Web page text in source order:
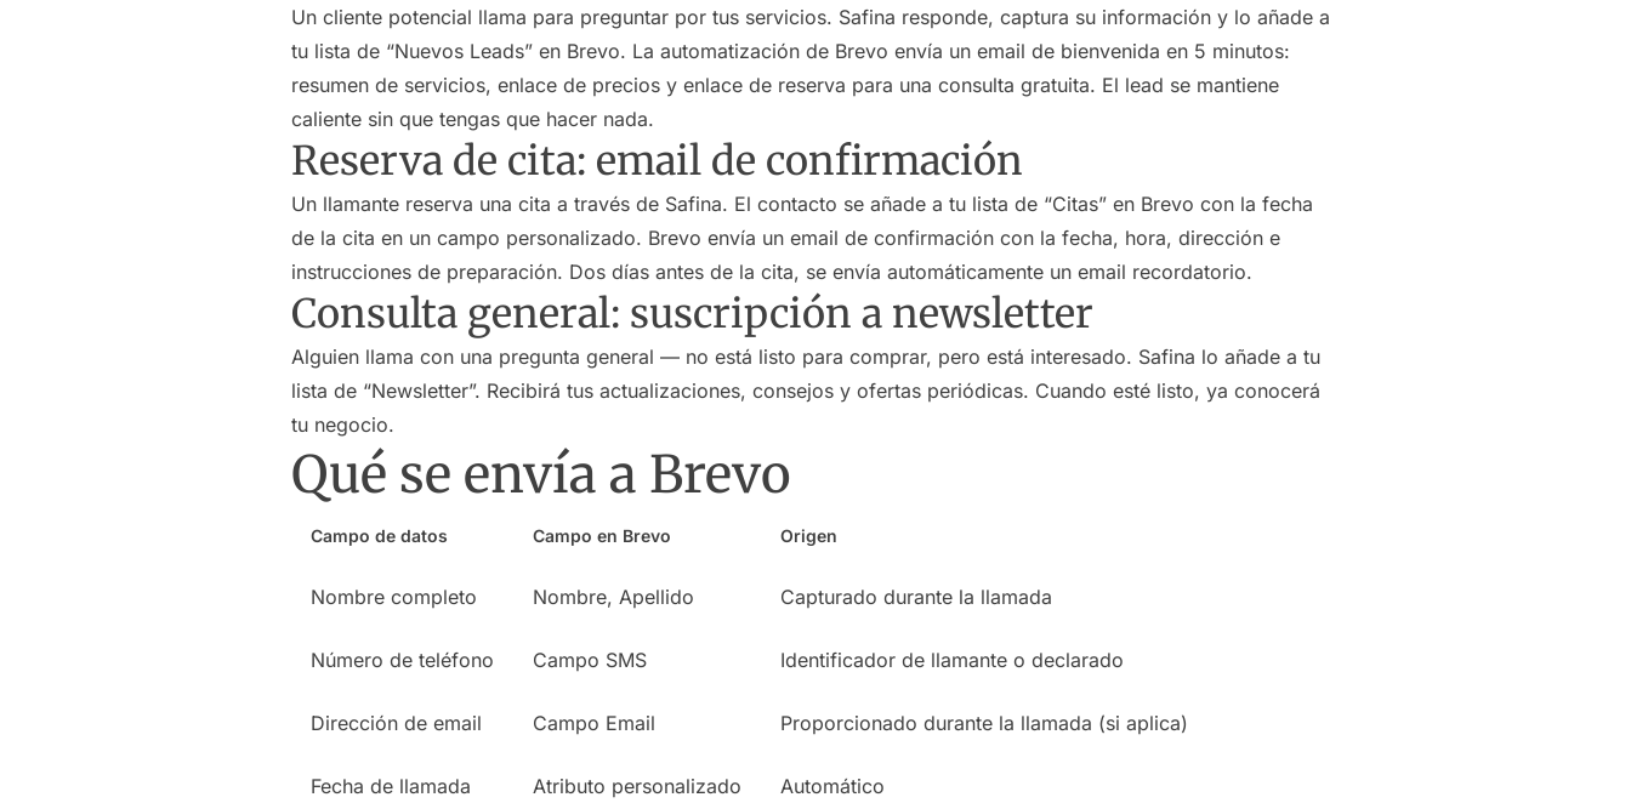
Un cliente potencial llama para preguntar por tus servicios. Safina responde, captura su información y lo añade a
tu lista de “Nuevos Leads” en Brevo. La automatización de Brevo envía un email de bienvenida en 5 minutos:
resumen de servicios, enlace de precios y enlace de reserva para una consulta gratuita. El lead se mantiene
caliente sin que tengas que hacer nada.
Reserva de cita: email de confirmación
Un llamante reserva una cita a través de Safina. El contacto se añade a tu lista de “Citas” en Brevo con la fecha
de la cita en un campo personalizado. Brevo envía un email de confirmación con la fecha, hora, dirección e
instrucciones de preparación. Dos días antes de la cita, se envía automáticamente un email recordatorio.
Consulta general: suscripción a newsletter
Alguien llama con una pregunta general — no está listo para comprar, pero está interesado. Safina lo añade a tu
lista de “Newsletter”. Recibirá tus actualizaciones, consejos y ofertas periódicas. Cuando esté listo, ya conocerá
tu negocio.
Qué se envía a Brevo
Campo de datos Campo en Brevo Origen
Nombre completo Nombre, Apellido Capturado durante la llamada
Número de teléfono Campo SMS Identificador de llamante o declarado
Dirección de email Campo Email Proporcionado durante la llamada (si aplica)
Fecha de llamada Atributo personalizado Automático